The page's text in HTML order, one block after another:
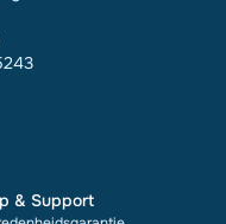
& Support